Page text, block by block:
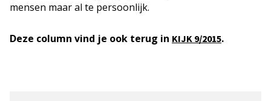
mensen maar al te persoonlijk.
Deze column vind je ook terug in KIJK 9/2015.